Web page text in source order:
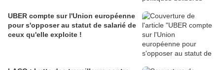
UBER compte sur l'Union européenne
pour s'opposer au statut de salarié de
ceux qu'elle exploite !